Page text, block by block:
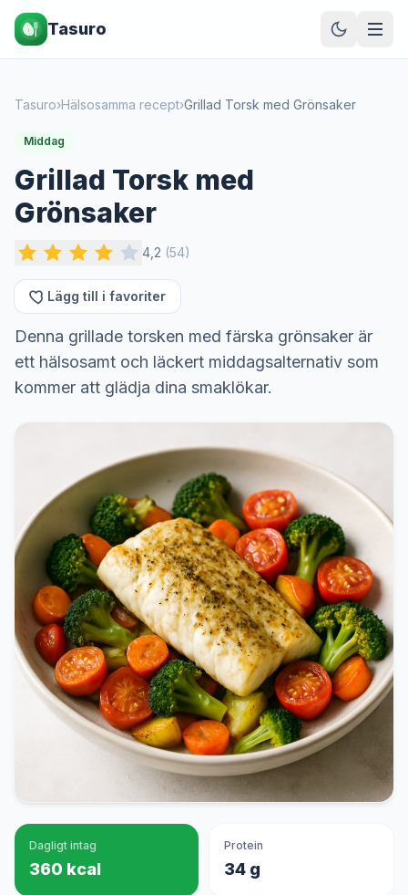
Tasuro
Tasuro›Hälsosamma recept›Grillad Torsk med Grönsaker
Middag
Grillad Torsk med
Grönsaker
4,2 (54)
Lägg till i favoriter
Denna grillade torsken med färska grönsaker är
ett hälsosamt och läckert middagsalternativ som
kommer att glädja dina smaklökar.
Dagligt intag
360 kcal
Protein
34 g